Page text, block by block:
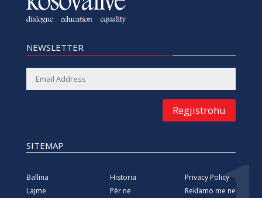
NEWSLETTER
Regjistrohu
SITEMAP
Ballina
Lajme
Historia
Për ne
Privacy Policy
Reklamo me ne